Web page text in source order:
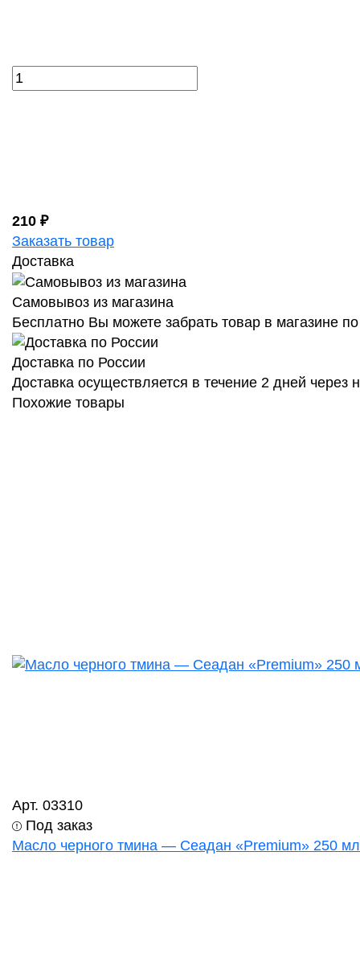
210 ₽
Заказать товар
Доставка
Самовывоз из магазина
Бесплатно Вы можете забрать товар в магазине
Доставка по России
Доставка осуществляется в течение 2 дней
Похожие товары
Арт. 03310
Под заказ
Масло черного тмина — Сеадан «Premium» 250 мл